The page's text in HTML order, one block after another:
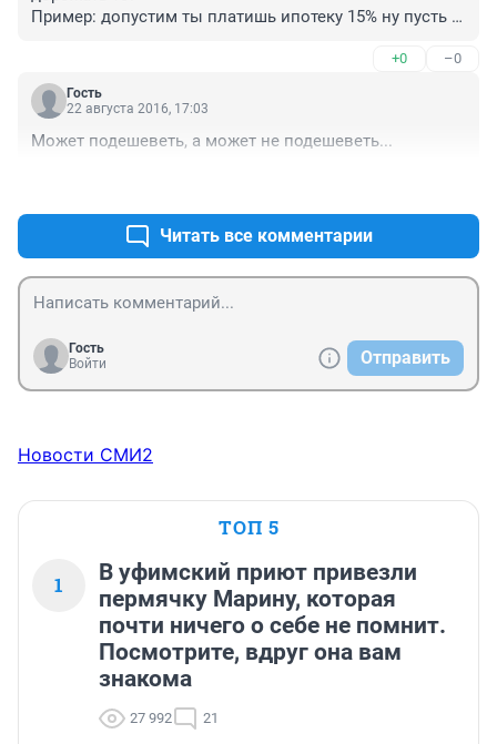
Пример: допустим ты платишь ипотеку 15% ну пусть
недвижимость и получается будет ставка 10% а так
как квартира выросла в цене то и платёж будет ну к
примеру 30.000. Мысль понятна?
+0 –0
Гость
22 августа 2016, 17:03
Может подешеветь, а может не подешеветь...
Читать все комментарии
Гость
Войти
Отправить
Новости СМИ2
ТОП 5
1
В уфимский приют привезли
пермячку Марину, которая
почти ничего о себе не помнит.
Посмотрите, вдруг она вам
знакома
27 992 21